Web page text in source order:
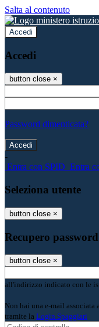
Salta al contenuto
Accedi
Accedi
button close ×
Password dimenticata?
-
Entra con SPID Entra
Seleziona utente
button close ×
Recupero password
button close ×
all'indirizzo indicato con le
Non hai una e-mail associata
tramite la Login Spaggiari